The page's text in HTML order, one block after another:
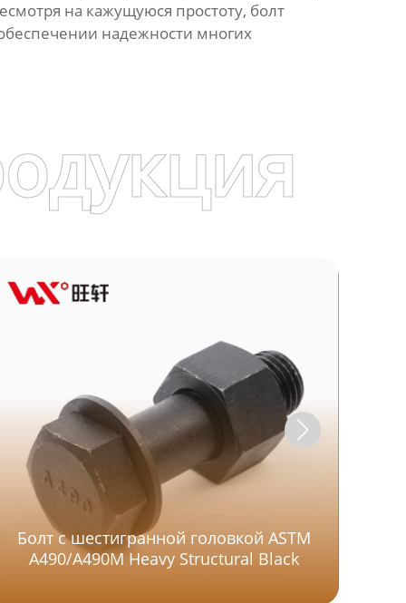
на кажущуюся простоту, болт
надежности многих
Болт с шестигранной головкой ASTM
A490/A490M Heavy Structural Black